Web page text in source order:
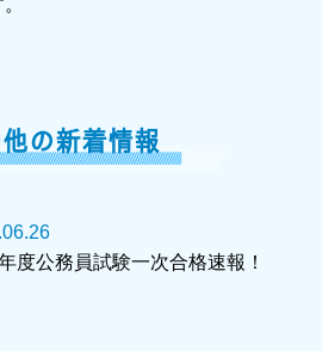
の新着情報
度公務員試験一次合格速報！